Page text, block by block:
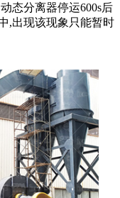
态分离器停运600s后
,出现该现象只能暂时